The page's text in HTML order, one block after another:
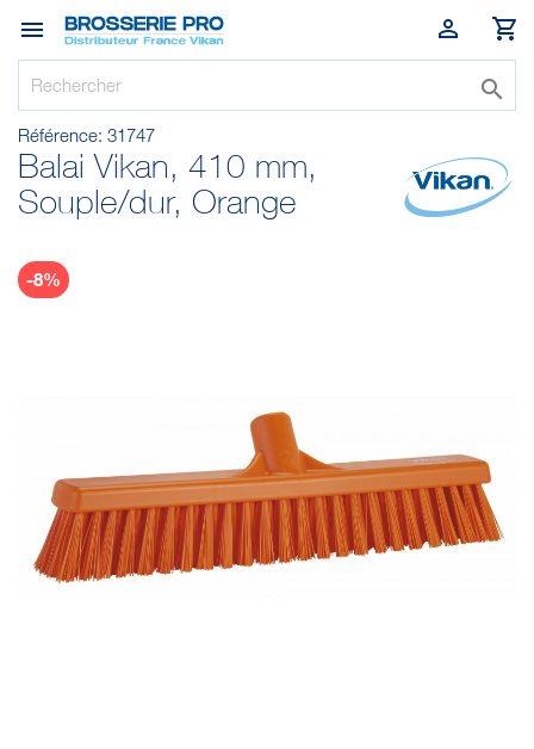
 


Référence: 31747
Balai Vikan, 410 mm,
Souple/dur, Orange
-8%